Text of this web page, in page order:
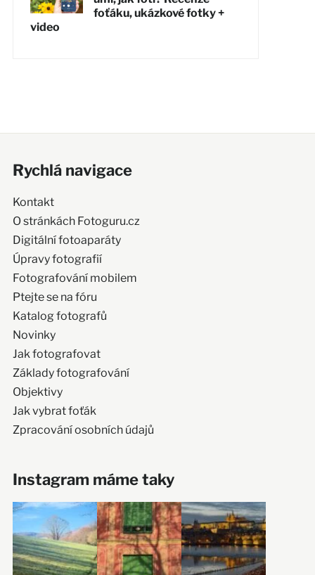
foťáku, ukázkové fotky +
video
Rychlá navigace
Kontakt
O stránkách Fotoguru.cz
Digitální fotoaparáty
Úpravy fotografií
Fotografování mobilem
Ptejte se na fóru
Katalog fotografů
Novinky
Jak fotografovat
Základy fotografování
Objektivy
Jak vybrat foťák
Zpracování osobních údajů
Instagram máme taky